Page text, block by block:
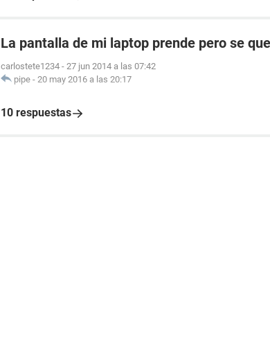
La pantalla de mi laptop prende pero se
carlostete1234 - 27 jun 2014 a las 07:42
pipe - 20 may 2016 a las 20:17
10 respuestas